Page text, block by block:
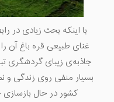
با اینکه بحث زیادی در
غنای طبیعی قره باغ آن
جاذبه‌ی زیبای گردشگری
بسیار منفی روی زندگی و
کشور در حال